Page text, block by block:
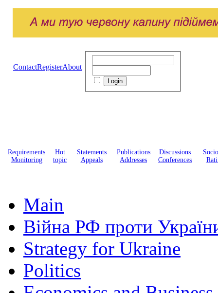
ContactRegisterAbout
Requirements
Monitoring
Hot
topic
Statements
Appeals
Publications
Addresses
Discussions
Conferences
Main
Війна РФ проти
Strategy for Ukraine
Politics